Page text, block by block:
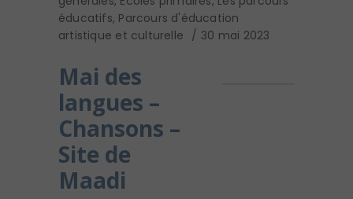
éducatifs, Parcours d'éducation
artistique et culturelle
30 mai 2023
Mai des
langues –
Chansons –
Site de
Maadi